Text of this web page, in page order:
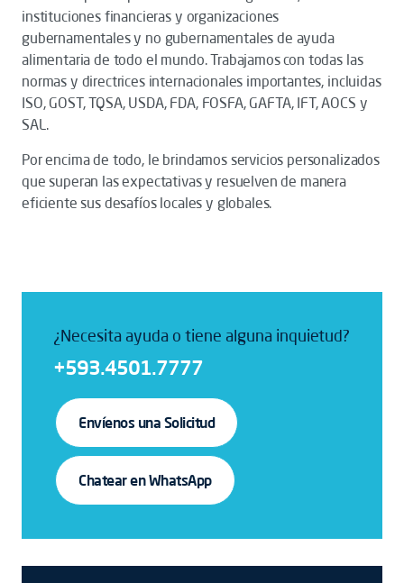
instituciones financieras y organizaciones
gubernamentales y no gubernamentales de ayuda
alimentaria de todo el mundo. Trabajamos con todas las
normas y directrices internacionales importantes, incluidas
ISO, GOST, TQSA, USDA, FDA, FOSFA, GAFTA, IFT, AOCS y
SAL.
Por encima de todo, le brindamos servicios personalizados
que superan las expectativas y resuelven de manera
eficiente sus desafíos locales y globales.
¿Necesita ayuda o tiene alguna inquietud?
+593.4501.7777
Envíenos una Solicitud
Chatear en WhatsApp